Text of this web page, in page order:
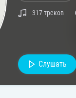
317 треков
Слушать